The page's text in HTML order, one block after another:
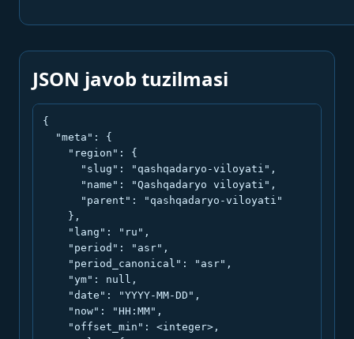
JSON javob tuzilmasi
{
  "meta": {
    "region": {
      "slug": "qashqadaryo-viloyati",
      "name": "Qashqadaryo viloyati",
      "parent": "qashqadaryo-viloyati"
    },
    "lang": "ru",
    "period": "asr",
    "period_canonical": "asr",
    "ym": null,
    "date": "YYYY-MM-DD",
    "now": "HH:MM",
    "offset_min": <integer>,